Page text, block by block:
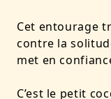
Cet entourage
contre la
met en
C’est le petit